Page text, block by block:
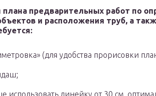
плана предварительных работ по
и расположения труб, а
(для удобства прорисовки
использовать линейку от 30 см,